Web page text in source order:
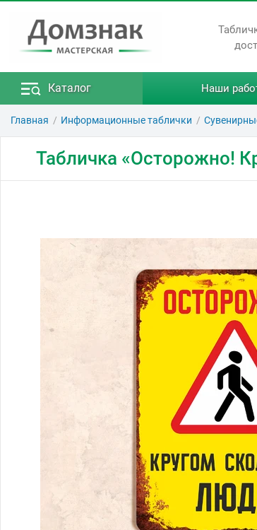
Каталог Наши
Главная Информационные таблички
Табличка «Осторожно!